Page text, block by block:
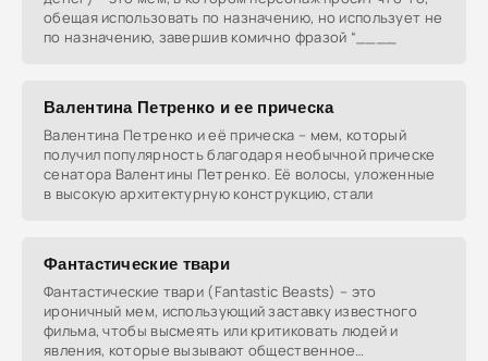
обещая использовать по назначению, но использует не
по назначению, завершив комично фразой “____
Валентина Петренко и ее прическа
Валентина Петренко и её прическа – мем, который
получил популярность благодаря необычной прическе
сенатора Валентины Петренко. Её волосы, уложенные
в высокую архитектурную конструкцию, стали
Фантастические твари
Фантастические твари (Fantastic Beasts) – это
ироничный мем, использующий заставку известного
фильма, чтобы высмеять или критиковать людей и
явления, которые вызывают общественное